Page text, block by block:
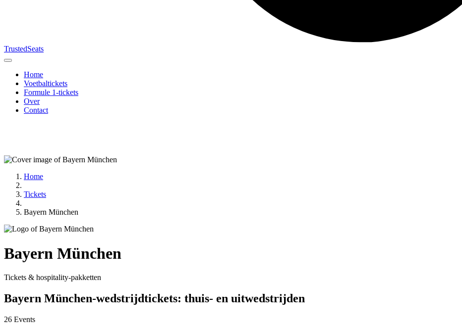
TrustedSeats
Home
Voetbaltickets
Formule 1-tickets
Over
Contact
Home
Tickets
Bayern München
Bayern München
Tickets & hospitality-pakketten
Bayern München-wedstrijdtickets: thuis- en uitwedstrijden
26 Events